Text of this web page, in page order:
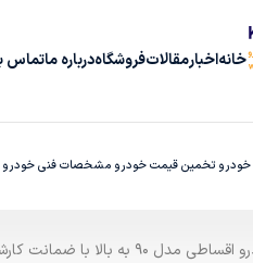
خانهاخبارمقالاتفروشگاهدرباره‌ ماتماس
تخمین قیمت خودرو مشخصات فنی خودرو
با ضمانت کارشناسی